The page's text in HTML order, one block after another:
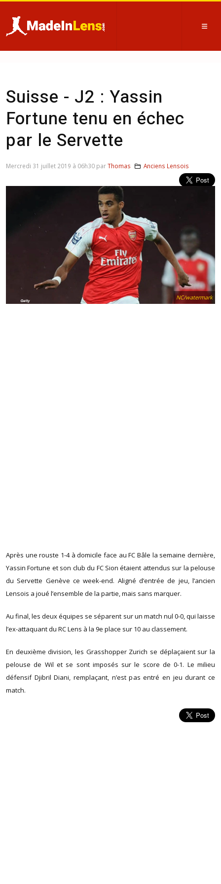
Suisse - J2 : Yassin
Fortune tenu en échec
par le Servette
NC/watermark
Après une rouste 1-4 à domicile face au FC Bâle la semaine dernière,
Yassin Fortune et son club du FC Sion étaient attendus sur la pelouse
du Servette Genève ce week-end. Aligné d’entrée de jeu, l’ancien
Lensois a joué l’ensemble de la partie, mais sans marquer.
Au final, les deux équipes se séparent sur un match nul 0-0, qui laisse
l’ex-attaquant du RC Lens à la 9e place sur 10 au classement.
En deuxième division, les Grasshopper Zurich se déplaçaient sur la
pelouse de Wil et se sont imposés sur le score de 0-1. Le milieu
défensif Djibril Diani, remplaçant, n’est pas entré en jeu durant ce
match.
Mercredi 31 juillet 2019 à 06h30 parThomas Anciens Lensois